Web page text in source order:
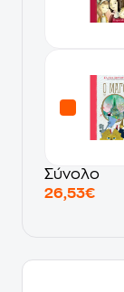
Σύνολο
26,53€